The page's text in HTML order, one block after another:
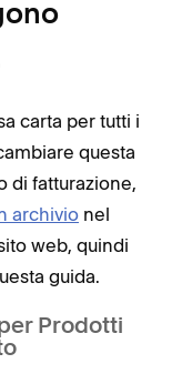
carta per tutti i
questa
di fatturazione,
archivio nel
web, quindi
guida.
Prodotti